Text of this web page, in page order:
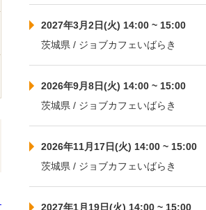
2027年3月2日(火) 14:00 ~ 15:00
茨城県 / ジョブカフェいばらき
2026年9月8日(火) 14:00 ~ 15:00
茨城県 / ジョブカフェいばらき
2026年11月17日(火) 14:00 ~ 15:00
茨城県 / ジョブカフェいばらき
2027年1月19日(火) 14:00 ~ 15:00